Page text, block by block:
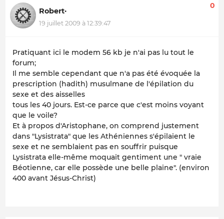
Robert·
19 juillet 2009 à 12:39:47
0
Pratiquant ici le modem 56 kb je n'ai pas lu tout le
forum;
Il me semble cependant que n'a pas été évoquée la
prescription (hadith) musulmane de l'épilation du
sexe et des aisselles
tous les 40 jours. Est-ce parce que c'est moins voyant
que le voile?
Et à propos d'Aristophane, on comprend justement
dans "Lysistrata" que les Athéniennes s'épilaient le
sexe et ne semblaient pas en souffrir puisque
Lysistrata elle-même moquait gentiment une " vraie
Béotienne, car elle possède une belle plaine". (environ
400 avant Jésus-Christ)